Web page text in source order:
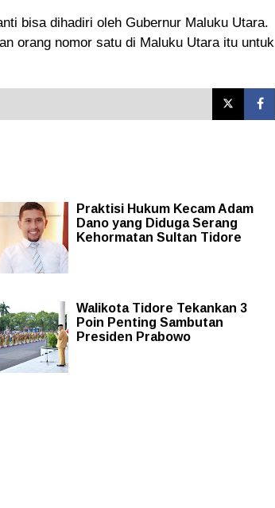
bisa dihadiri oleh Gubernur Maluku Utara.
orang nomor satu di Maluku Utara itu untuk
Praktisi Hukum Kecam Adam
Dano yang Diduga Serang
Kehormatan Sultan Tidore
Walikota Tidore Tekankan 3
Poin Penting Sambutan
Presiden Prabowo